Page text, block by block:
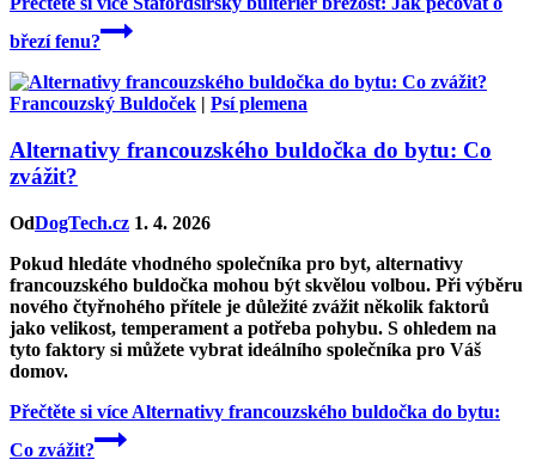
březí fenu?
Francouzský Buldoček | Psí plemena
Alternativy francouzského buldočka do bytu: Co
zvážit?
OdDogTech.cz 1. 4. 2026
Pokud hledáte vhodného společníka pro byt, alternativy
francouzského buldočka mohou být skvělou volbou. Při výběru
nového čtyřnohého přítele je důležité zvážit několik faktorů
jako velikost, temperament a potřeba pohybu. S ohledem na
tyto faktory si můžete vybrat ideálního společníka pro Váš
domov.
Přečtěte si více Alternativy francouzského buldočka do bytu:
Co zvážit?